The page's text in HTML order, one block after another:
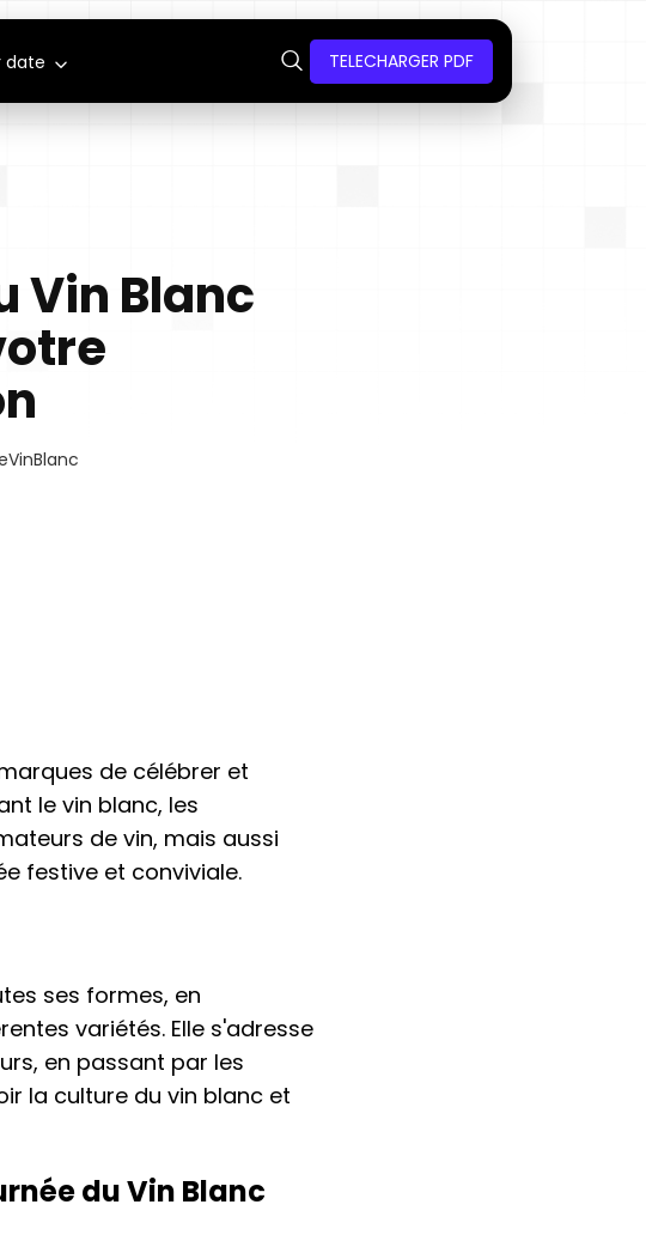
date TELECHARGER PDF
Vin Blanc
de célébrer et
le vin blanc, les
de vin, mais aussi
festive et conviviale.
ses formes, en
variétés. Elle s'adresse
en passant par les
la culture du vin blanc et
du Vin Blanc